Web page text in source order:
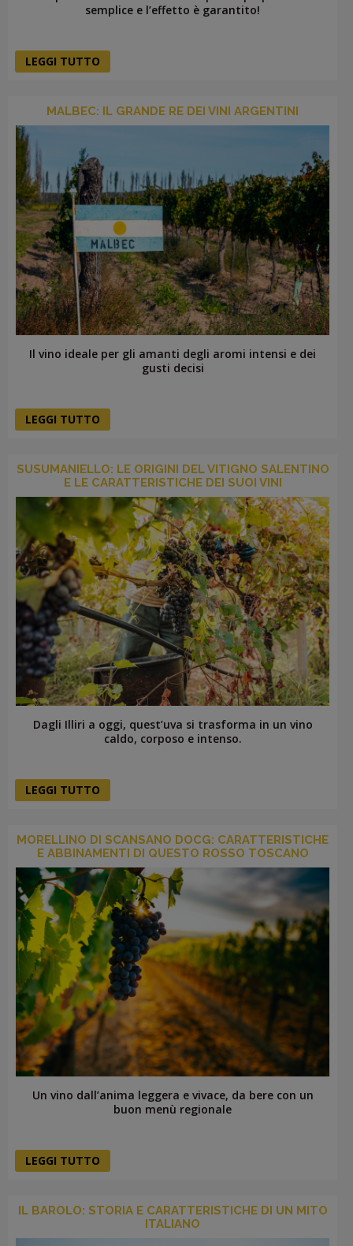
semplice e l’effetto è garantito!
LEGGI TUTTO
MALBEC: IL GRANDE RE DEI VINI ARGENTINI
Il vino ideale per gli amanti degli aromi intensi e dei
gusti decisi
LEGGI TUTTO
SUSUMANIELLO: LE ORIGINI DEL VITIGNO SALENTINO
E LE CARATTERISTICHE DEI SUOI VINI
Dagli Illiri a oggi, quest’uva si trasforma in un vino
caldo, corposo e intenso.
LEGGI TUTTO
MORELLINO DI SCANSANO DOCG: CARATTERISTICHE
E ABBINAMENTI DI QUESTO ROSSO TOSCANO
Un vino dall’anima leggera e vivace, da bere con un
buon menù regionale
LEGGI TUTTO
IL BAROLO: STORIA E CARATTERISTICHE DI UN MITO
ITALIANO